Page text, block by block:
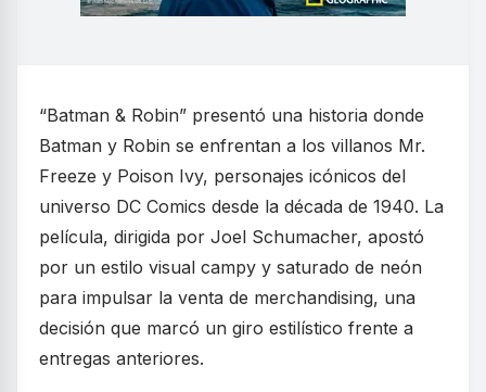
“Batman & Robin” presentó una historia donde
Batman y Robin se enfrentan a los villanos Mr.
Freeze y Poison Ivy, personajes icónicos del
universo DC Comics desde la década de 1940. La
película, dirigida por Joel Schumacher, apostó
por un estilo visual campy y saturado de neón
para impulsar la venta de merchandising, una
decisión que marcó un giro estilístico frente a
entregas anteriores.